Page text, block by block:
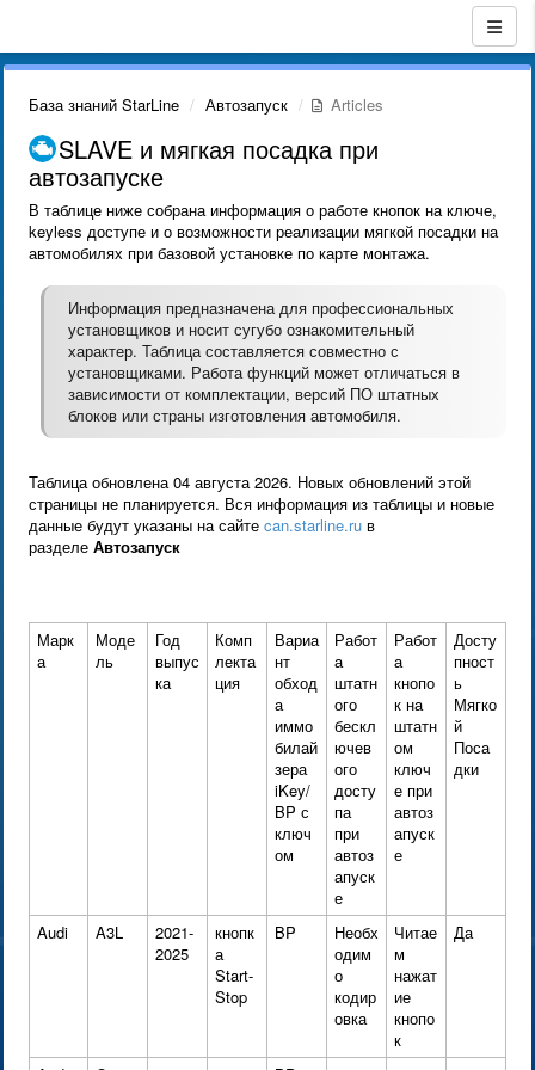
База знаний StarLine Автозапуск Articles
SLAVE и мягкая посадка при
автозапуске
В таблице ниже собрана информация о работе кнопок на ключе,
keyless доступе и о возможности реализации мягкой посадки на
автомобилях при базовой установке по карте монтажа.
Информация предназначена для профессиональных
установщиков и носит сугубо ознакомительный
характер. Таблица составляется совместно с
установщиками. Работа функций может отличаться в
зависимости от комплектации, версий ПО штатных
блоков или страны изготовления автомобиля.
Таблица обновлена 04 августа 2026. Новых обновлений этой
страницы не планируется. Вся информация из таблицы и новые
данные будут указаны на сайте can.starline.ru в
разделе Автозапуск
Марк
а
Моде
ль
Год
выпус
ка
Комп
лекта
ция
Вариа
нт
обход
а
иммо
билай
зера
iKey/
BP с
ключ
ом
Работ
а
штатн
ого
бескл
ючев
ого
досту
па
при
автоз
апуск
е
Работ
а
кнопо
к на
штатн
ом
ключ
е при
автоз
апуск
е
Досту
пност
ь
Мягко
й
Поса
дки
Audi A3L
2021-
2025
кнопк
а
Start-
Stop
BP
Необх
одим
о
кодир
овка
Читае
м
нажат
ие
кнопо
к
Да